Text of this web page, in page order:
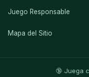
Juego Responsable
Mapa del Sitio
🔞 Juega